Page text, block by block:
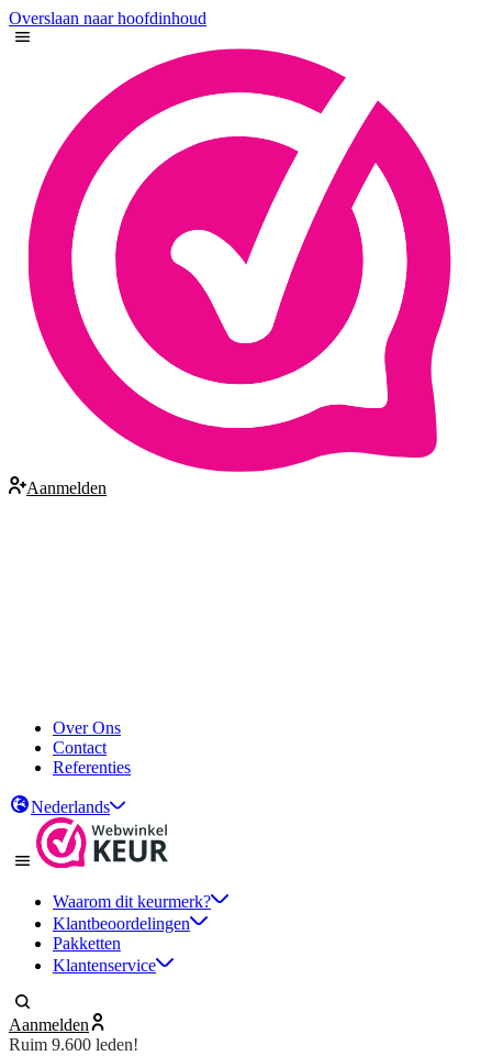
Overslaan naar hoofdinhoud
Aanmelden
Over Ons
Contact
Referenties
Nederlands
Waarom dit keurmerk?
Klantbeoordelingen
Pakketten
Klantenservice
Aanmelden
Ruim 9.600 leden!